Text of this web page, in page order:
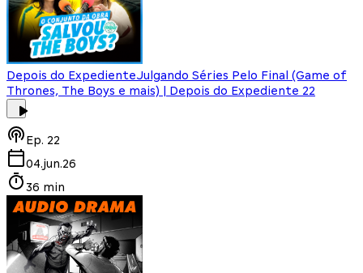
Depois do ExpedienteJulgando Séries Pelo Final (Game of
Thrones, The Boys e mais) | Depois do Expediente 22
Ep. 22
04.jun.26
36 min